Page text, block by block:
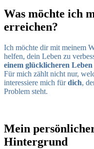
Was möchte ich
erreichen?
Ich möchte dir mit meinem
helfen, dein Leben zu
einem glücklicheren Leben
Für mich zählt nicht nur,
interessiere mich fürdich,
Problem steht.
Mein
Hintergrund